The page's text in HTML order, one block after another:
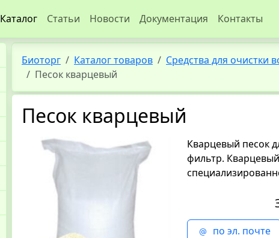
Каталог Статьи Новости Документация Контакты
Биоторг Каталог товаров Средства для очистки
Песок кварцевый
Песок кварцевый
Кварцевый песок
фильтр.
по эл. почте